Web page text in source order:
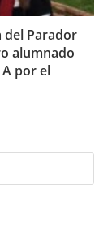
del Parador
alumnado
por el